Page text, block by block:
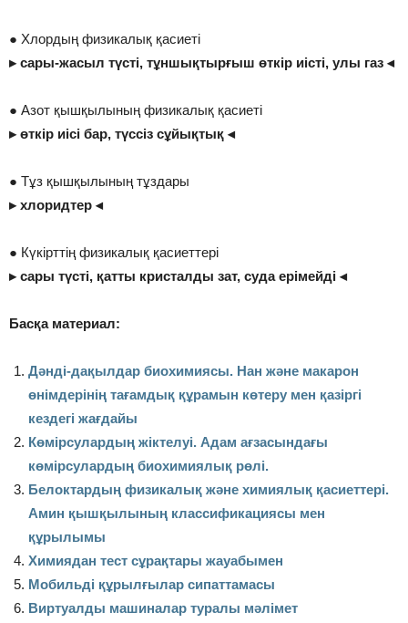
● Хлордың физикалық қасиеті
▸ сары-жасыл түсті, тұншықтырғыш өткір иісті, улы газ ◂
● Азот қышқылының физикалық қасиеті
▸ өткір иісі бар, түссіз сұйықтық ◂
● Тұз қышқылының тұздары
▸ хлоридтер ◂
● Күкірттің физикалық қасиеттері
▸ сары түсті, қатты кристалды зат, суда ерімейді ◂
Басқа материал:
Дәнді-дақылдар биохимиясы. Нан және макарон
өнімдерінің тағамдық құрамын көтеру мен қазіргі
кездегі жағдайы
Көмірсулардың жіктелуі. Адам ағзасындағы
көмірсулардың биохимиялық рөлі.
Белоктардың физикалық және химиялық қасиеттері.
Амин қышқылының классификациясы мен
құрылымы
Химиядан тест сұрақтары жауабымен
Мобильді құрылғылар сипаттамасы
Виртуалды машиналар туралы мәлімет